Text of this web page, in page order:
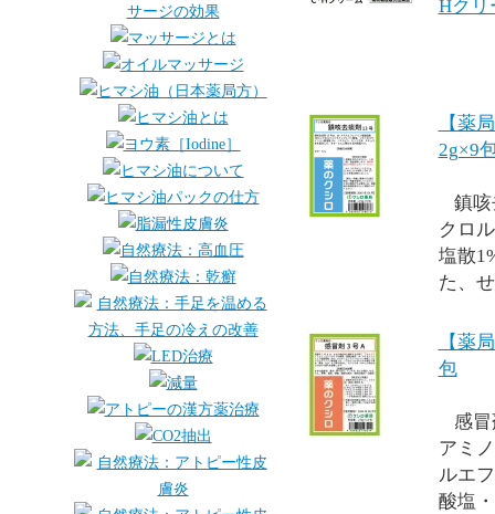
Hク
【薬
2g×9
鎮
クロ
塩散
た、
【薬
包
感
アミ
ルエ
酸塩